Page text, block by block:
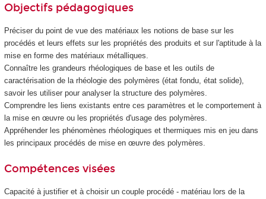
Objectifs pédagogiques
Préciser du point de vue des matériaux les notions de base sur les
procédés et leurs effets sur les propriétés des produits et sur l'aptitude à la
mise en forme des matériaux métalliques.
Connaître les grandeurs rhéologiques de base et les outils de
caractérisation de la rhéologie des polymères (état fondu, état solide),
savoir les utiliser pour analyser la structure des polymères.
Comprendre les liens existants entre ces paramètres et le comportement à
la mise en œuvre ou les propriétés d'usage des polymères.
Appréhender les phénomènes rhéologiques et thermiques mis en jeu dans
les principaux procédés de mise en œuvre des polymères.
Compétences visées
Capacité à justifier et à choisir un couple procédé - matériau lors de la